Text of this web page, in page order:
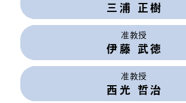
三浦 正樹
准教授
伊藤 武徳
准教授
西光 哲治